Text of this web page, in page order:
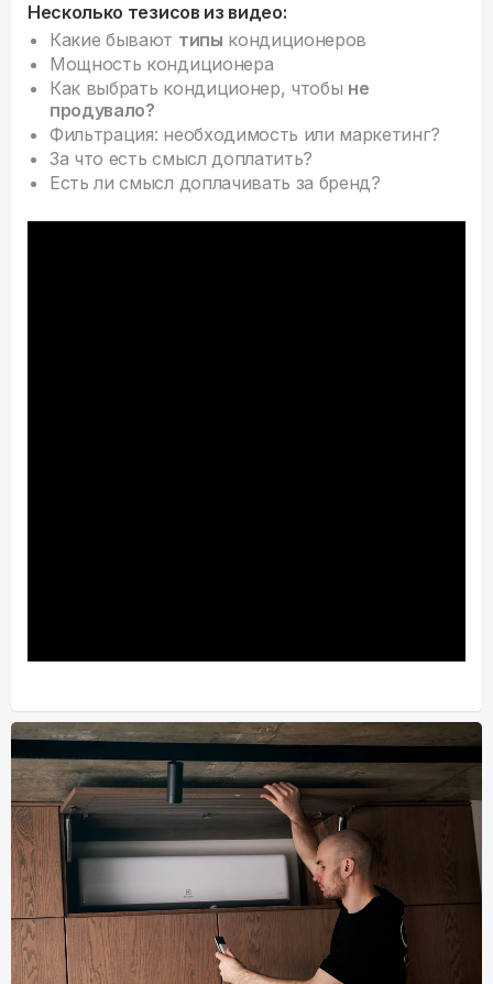
Несколько тезисов из видео:
Какие бывают типы кондиционеров
Мощность кондиционера
Как выбрать кондиционер, чтобы не
продувало?
Фильтрация: необходимость или маркетинг?
За что есть смысл доплатить?
Есть ли смысл доплачивать за бренд?